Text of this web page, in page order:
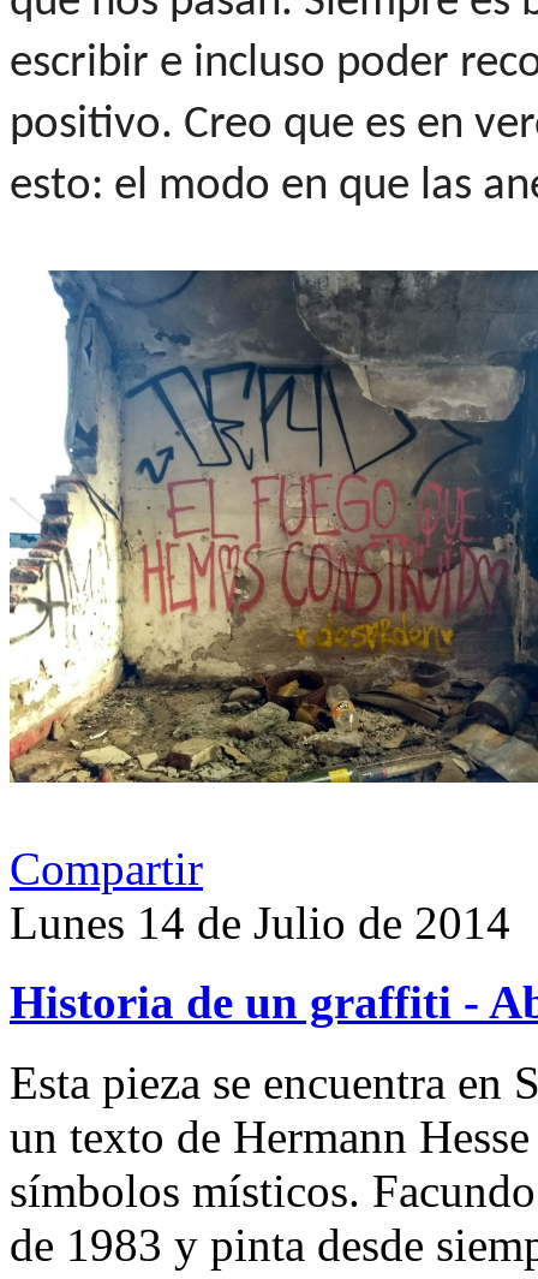
escribir e incluso poder
positivo. Creo que es en
esto: el modo en que las
Compartir
Lunes 14 de Julio de 2014
Historia de un graffiti -
Esta pieza se encuentra en
un texto de Hermann
símbolos místicos.
de 1983 y pinta desde